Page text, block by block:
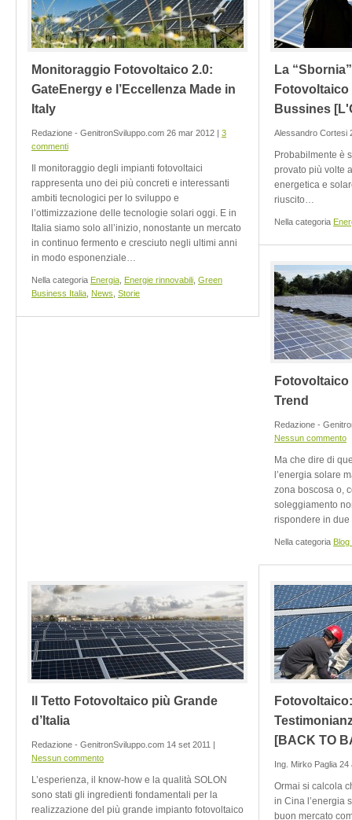
Monitoraggio Fotovoltaico 2.0:
GateEnergy e l’Eccellenza Made in
Italy
Redazione - GenitronSviluppo.com 26 mar 2012 | 3
commenti
Il monitoraggio degli impianti fotovoltaici
rappresenta uno dei più concreti e interessanti
ambiti tecnologici per lo sviluppo e
l’ottimizzazione delle tecnologie solari oggi. E in
Italia siamo solo all’inizio, nonostante un mercato
in continuo fermento e cresciuto negli ultimi anni
in modo esponenziale…
Nella categoria Energia Energie rinnovabili Green
Business Italia News Storie
La
Fotovoltaico
Bussines
Alessandro Cortesi
Probabilmente è
provato più volte
energetica e
riuscito…
Nella categoria
Trend
Redazione -
Nessun commento
Ma che dire di
l’energia solare
zona boscosa o,
soleggiamento
rispondere in
Nella categoria
Il Tetto Fotovoltaico più Grande
d’Italia
Redazione - GenitronSviluppo.com 14 set 2011 |
Nessun commento
L’esperienza, il know-how e la qualità SOLON
sono stati gli ingredienti fondamentali per la
realizzazione del più grande impianto fotovoltaico
[BACK TO
Ing. Mirko Paglia
Ormai si calcola
in Cina l’energia
buon mercato